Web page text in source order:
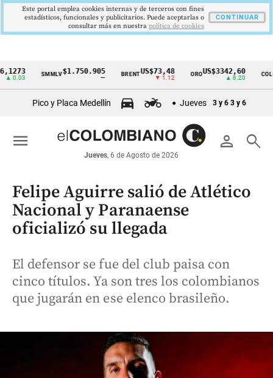
Cintillo
económicos
Colombia
SMMLV$1.750.905 BRENT US$73,48
▼ 1.12
ORO US$3342,60 COLCAP
Pico y Placa Medellín Jueves 3 y 6 3 y 6
person search
Jueves, 6 de Agosto de 2026
menu
Felipe Aguirre salió de Atlético
Nacional y Paranaense
oficializó su llegada
El defensor se fue del club paisa con
cinco títulos. Ya son tres los colombianos
que jugarán en ese elenco brasileño.
Este portal emplea cookies internas y de terceros con fines
estadísticos, funcionales y publicitarios. Puede aceptarlas o
consultar más en nuestra politica de cookies
CONTINUAR